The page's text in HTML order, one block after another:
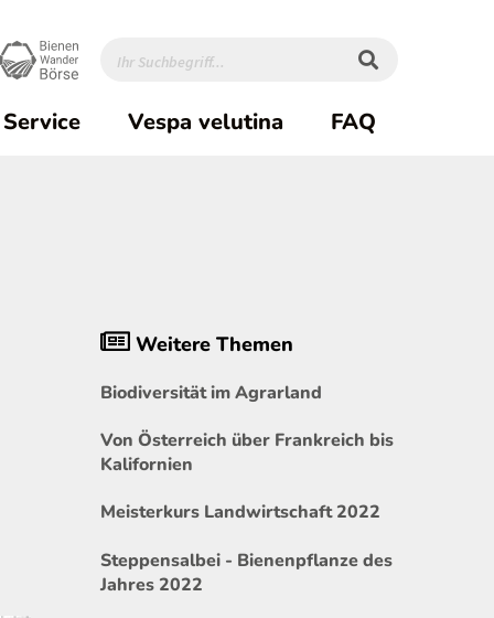
Service Vespa velutina FAQ
Weitere Themen
Biodiversität im Agrarland
Von Österreich über Frankreich bis
Kalifornien
Meisterkurs Landwirtschaft 2022
Steppensalbei - Bienenpflanze des
Jahres 2022